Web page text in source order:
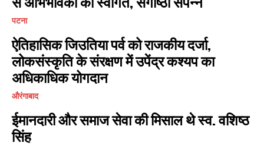
पटना
ऐतिहासिक जिउतिया पर्व को राजकीय दर्जा,
लोकसंस्कृति के संरक्षण में उपेंद्र कश्यप का
अधिकाधिक योगदान
औरंगाबाद
ईमानदारी और समाज सेवा की मिसाल थे स्व. वशिष्ठ
सिंह